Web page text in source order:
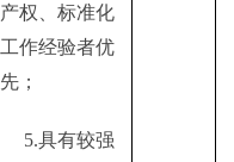
产权、标准化
工作经验者优
先；
5.具有较强